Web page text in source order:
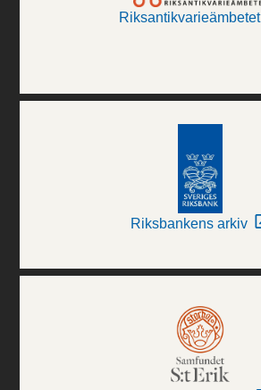
Riksantikvarieämbetet
Riksbankens arkiv